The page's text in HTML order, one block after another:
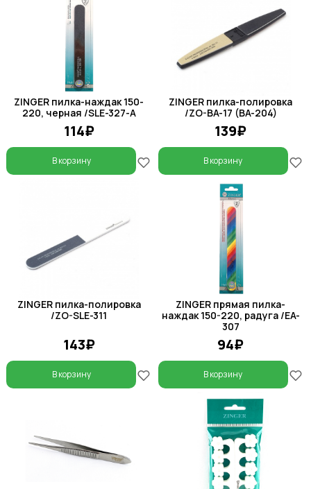
ZINGER пилка-наждак 150-
220, черная /SLE-327-А
114₽
В корзину
ZINGER пилка-полировка
/ZO-BA-17 (BA-204)
139₽
В корзину
ZINGER пилка-полировка
/ZO-SLE-311
143₽
В корзину
ZINGER прямая пилка-
наждак 150-220, радуга /EA-
307
94₽
В корзину